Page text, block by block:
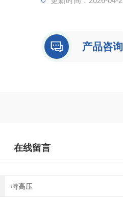
产品咨询
在线留言
特高压